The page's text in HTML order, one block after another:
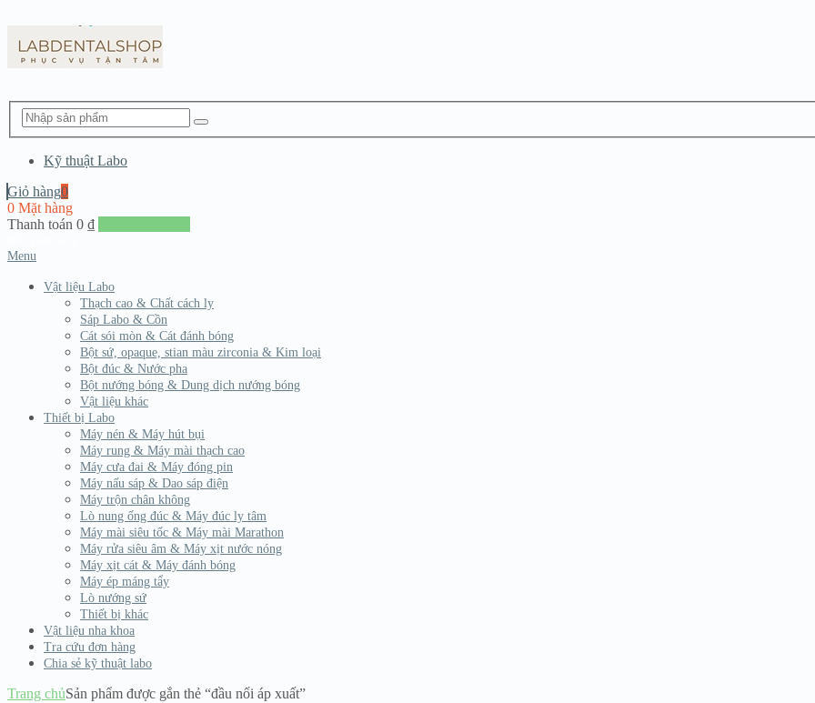
Kỹ thuật Labo
Giỏ hàng0
0 Mặt hàng
Thanh toán 0 ₫
Menu
Vật liệu Labo
Thạch cao & Chất cách ly
Sáp Labo & Cồn
Cát sói mòn & Cát đánh bóng
Bột sứ, opaque, stian màu zirconia & Kim loại
Bột đúc & Nước pha
Bột nướng bóng & Dung dịch nướng bóng
Vật liệu khác
Thiết bị Labo
Máy nén & Máy hút bụi
Máy rung & Máy mài thạch cao
Máy cưa đai & Máy đóng pin
Máy nấu sáp & Dao sáp điện
Máy trộn chân không
Lò nung ống đúc & Máy đúc ly tâm
Máy mài siêu tốc & Máy mài Marathon
Máy rửa siêu âm & Máy xịt nước nóng
Máy xịt cát & Máy đánh bóng
Máy ép máng tẩy
Lò nướng sứ
Thiết bị khác
Vật liệu nha khoa
Tra cứu đơn hàng
Chia sẻ kỹ thuật labo
Trang chủSản phẩm được gắn thẻ “đầu nối áp xuất”